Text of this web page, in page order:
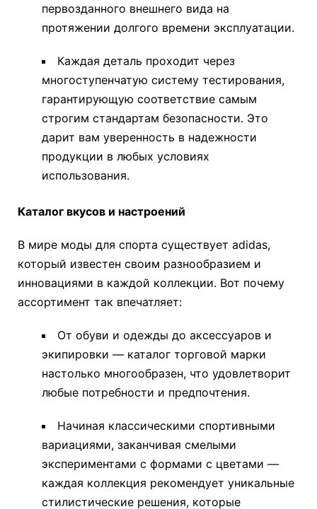
первозданного внешнего вида на
протяжении долгого времени эксплуатации.
Каждая деталь проходит через
многоступенчатую систему тестирования,
гарантирующую соответствие самым
строгим стандартам безопасности. Это
дарит вам уверенность в надежности
продукции в любых условиях
использования.
Каталог вкусов и настроений
В мире моды для спорта существует adidas,
который известен своим разнообразием и
инновациями в каждой коллекции. Вот почему
ассортимент так впечатляет:
От обуви и одежды до аксессуаров и
экипировки — каталог торговой марки
настолько многообразен, что удовлетворит
любые потребности и предпочтения.
Начиная классическими спортивными
вариациями, заканчивая смелыми
экспериментами с формами с цветами —
каждая коллекция рекомендует уникальные
стилистические решения, которые